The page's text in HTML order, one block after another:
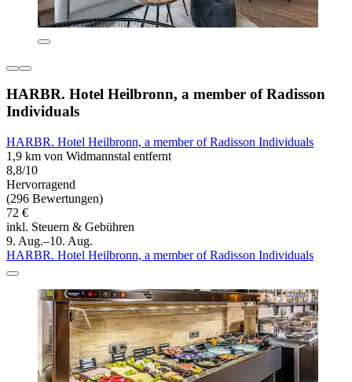
HARBR. Hotel Heilbronn, a member of Radisson
Individuals
HARBR. Hotel Heilbronn, a member of Radisson Individuals
1,9 km von Widmannstal entfernt
8,8/10
Hervorragend
(296 Bewertungen)
72 €
inkl. Steuern & Gebühren
9. Aug.–10. Aug.
HARBR. Hotel Heilbronn, a member of Radisson Individuals